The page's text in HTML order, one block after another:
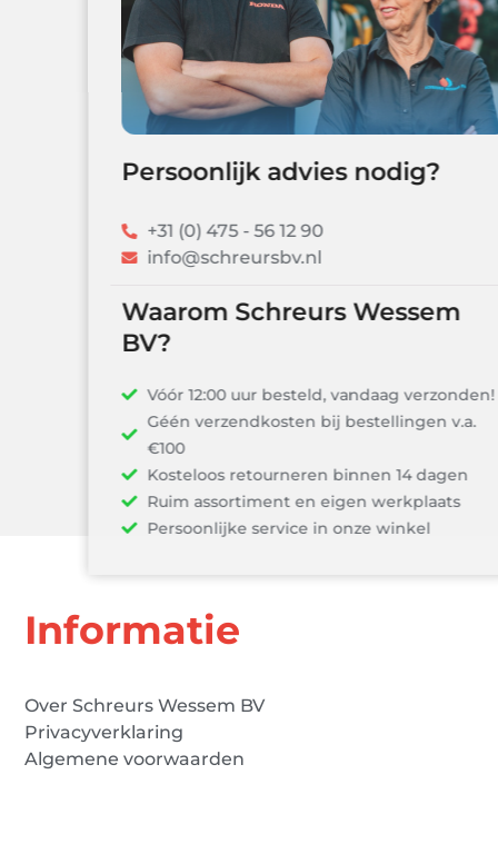
Persoonlijk advies nodig?
+31 (0) 475 - 56 12 90
info@schreursbv.nl
Waarom Schreurs Wessem
Vóór 12:00 uur besteld, vandaag verzonden!
Géén verzendkosten bij bestellingen v.a.
Kosteloos retourneren binnen 14 dagen
Ruim assortiment en eigen werkplaats
Persoonlijke service in onze winkel
Informatie
Over Schreurs Wessem BV
Privacyverklaring
Algemene voorwaarden